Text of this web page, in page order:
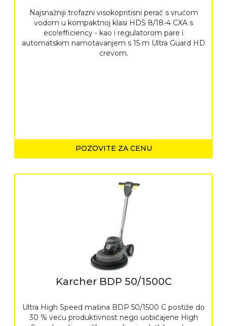
Najsnažniji trofazni visokopritisni perač s vrućom
vodom u kompaktnoj klasi HDS 8/18-4 CXA s
eco!efficiency - kao i regulatorom pare i
automatskim namotavanjem s 15 m Ultra Guard HD
crevom.
POZOVITE ZA CENU
Karcher BDP 50/1500C
Ultra High Speed mašina BDP 50/1500 C postiže do
30 % veću produktivnost nego uobičajene High